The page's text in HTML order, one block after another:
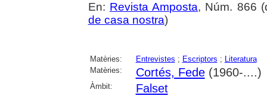
En: Revista Amposta, Núm. 866
de casa nostra)
Matèries: Entrevistes ; Escriptors ; Literatura
Matèries:
Cortés, Fede(1960-....)
Àmbit: Falset